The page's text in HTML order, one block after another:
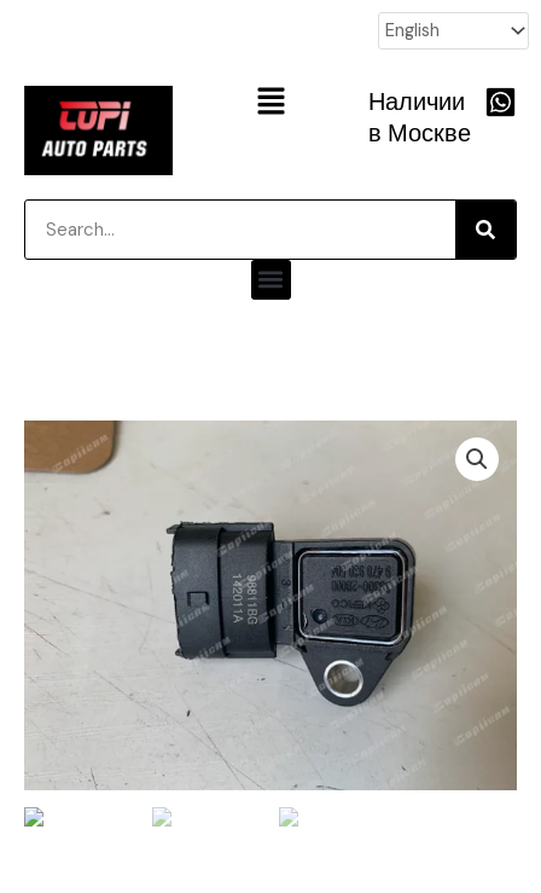
Main
Наличии
в Москве
Menu